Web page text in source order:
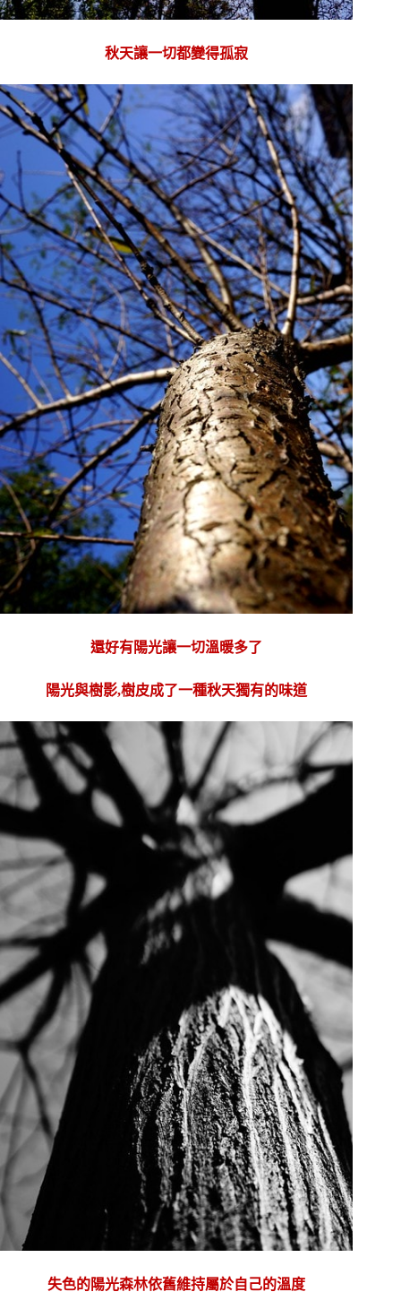
秋天讓一切都變得孤寂
還好有陽光讓一切溫暖多了
陽光與樹影,樹皮成了一種秋天獨有的味道
失色的陽光森林依舊維持屬於自己的溫度